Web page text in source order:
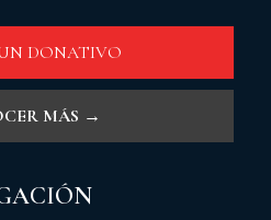
DONATIVO
MÁS →